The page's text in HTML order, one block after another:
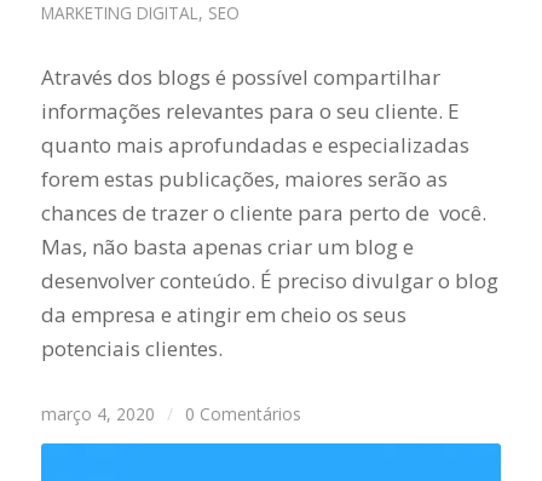
MARKETING DIGITAL, SEO
Através dos blogs é possível compartilhar
informações relevantes para o seu cliente. E
quanto mais aprofundadas e especializadas
forem estas publicações, maiores serão as
chances de trazer o cliente para perto de você.
Mas, não basta apenas criar um blog e
desenvolver conteúdo. É preciso divulgar o blog
da empresa e atingir em cheio os seus
potenciais clientes.
março 4, 2020 / 0 Comentários